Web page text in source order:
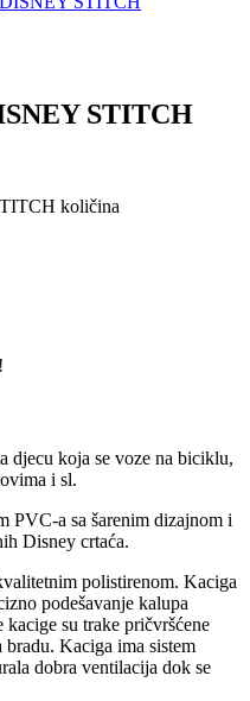
STITCH
količina
djecu koja se voze na biciklu,
i sl.
PVC-a sa šarenim dizajnom i
Disney crtaća.
polistirenom. Kaciga
podešavanje kalupa
kacige su trake pričvršćene
bradu. Kaciga ima sistem
dobra ventilacija dok se